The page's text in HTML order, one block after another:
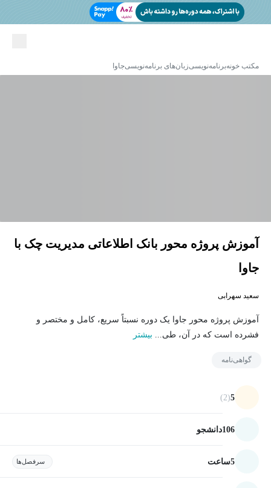
مکتب خونهبرنامه‌نویسیزبان‌های برنامه‌نویسیجاوا
آموزش پروژه محور بانک اطلاعاتی مدیریت چک با
جاوا
سعید سهرابی
آموزش پروژه محور جاوا یک دوره نسبتاً سریع، کامل و مختصر و
فشرده است که در آن، طی... بیشتر
گواهی‌نامه
5
(2)
106دانشجو
5ساعت سرفصل‌ها